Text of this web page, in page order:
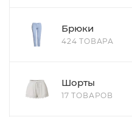
Брюки
424 ТОВАРА
Шорты
17 ТОВАРОВ